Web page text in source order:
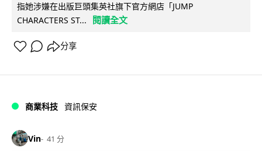
指她涉嫌在出版巨頭集英社旗下官方網店「JUMP
CHARACTERS ST...
閱讀全文
分享
商業科技 資訊保安
Vin 41 分